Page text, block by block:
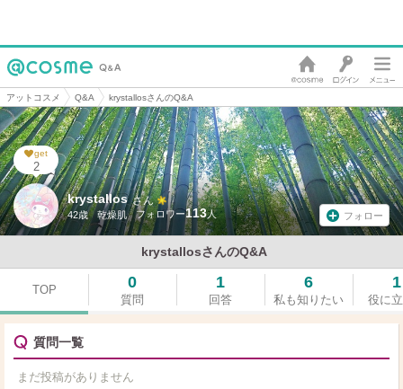
アットコスメ Q&A krystallosさんのQ&A
krystallos さん
42歳 乾燥肌 113 フォロー
krystallosさんのQ&A
get
2
TOP 0
質問
1
回答
6
私も知りたい
1
役に
質問一覧
まだ投稿がありません